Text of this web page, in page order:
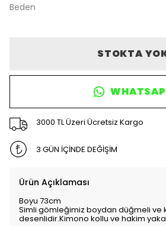
Beden
STOKTA
3000 TL Üzeri Ücretsiz Kargo
3 GÜN İÇİNDE DEĞİŞİM
Ürün Açıklaması
Boyu 73cm
Simli gömleğimiz boydan düğmeli ve
desenlidir.Kimono kollu ve hakim